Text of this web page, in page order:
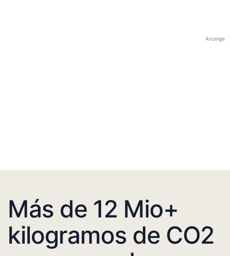
Anzeige
Más de 12 Mio+
kilogramos de CO2